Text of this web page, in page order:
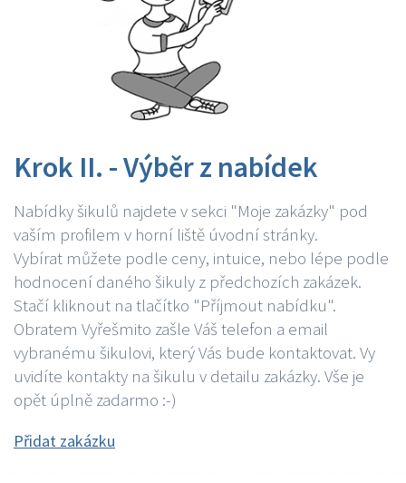
Krok II. - Výběr z nabídek
Nabídky šikulů najdete v sekci "Moje zakázky" pod
vaším profilem v horní liště úvodní stránky.
Vybírat můžete podle ceny, intuice, nebo lépe podle
hodnocení daného šikuly z předchozích zakázek.
Stačí kliknout na tlačítko "Příjmout nabídku".
Obratem Vyřešmito zašle Váš telefon a email
vybranému šikulovi, který Vás bude kontaktovat. Vy
uvidíte kontakty na šikulu v detailu zakázky. Vše je
opět úplně zadarmo :-)
Přidat zakázku